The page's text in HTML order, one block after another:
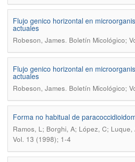
Flujo genico horizontal en
actuales
Robeson, James. Boletín Micológico;
Flujo genico horizontal en
actuales
Robeson, James. Boletín Micológico;
Forma no habitual de
Ramos, L; Borghi, A; López, C; Luque,
Vol. 13 (1998); 1-4